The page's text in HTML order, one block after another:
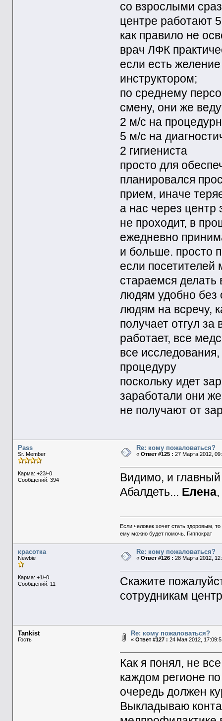
со взрослыми
центре работают
как правило не
врач ЛФК
если есть
инструктором;
по среднему
смену, они же
2 м/с на
5 м/с на
2 гигиениста
просто для
планировался
прием, иначе
а нас через
не проходит, в
ежедневно
и больше. просто
если посетителей
стараемся
людям удобно без
людям на всречу,
получает отгул за
работает, все
все
процедуру
поскольку идет
заработали они
не получают от
Pass
Sr. Member
Карма: +23/-0
Сообщений: 394
Re: кому пожаловаться?
« Ответ #125 : 27 Марта 2012,
Видимо, и
Абалдеть... Елена
Если человек хочет стать здоровым,
ему можно будет помочь. Гиппократ
красотка
Newbie
Карма: +1/-0
Сообщений: 11
Re: кому пожаловаться?
« Ответ #126 : 28 Марта 2012,
Скажите
сотрудникам
Tankist
Гость
Re: кому пожаловаться?
« Ответ #127 : 24 Мая 2012,
Как я понял, не
каждом регионе
очередь должен
Выкладываю